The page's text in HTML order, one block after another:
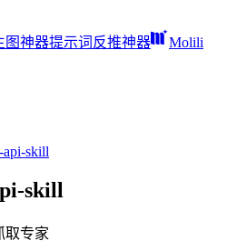
图神器提示词反推神器
Molili
api-skill
skill
取专家